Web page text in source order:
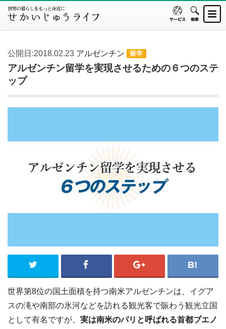
公開日:2018.02.23 アルゼンチン 留学
アルゼンチン留学を実現させるための６つのステ
ップ
世界第8位の国土面積を持つ南米アルゼンチンは、イグア
スの滝や南部の氷河などを訪れる観光客で賑わう観光立国
として有名ですが、 実は南米のパリと呼ばれる首都ブエノ